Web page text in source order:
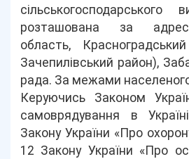
сільськогосподарського
розташована за
область,
Зачепилівський район),
рада. За межами
Керуючись Законом
самоврядування в
Закону України «Про
12 Закону України «Про